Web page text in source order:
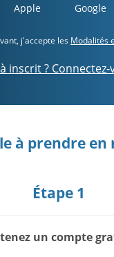
Apple Google
j'accepte les Modalités
inscrit ? Connectez-
à prendre en
Étape 1
un compte